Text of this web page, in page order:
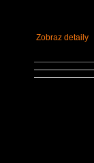
Zobraz detaily